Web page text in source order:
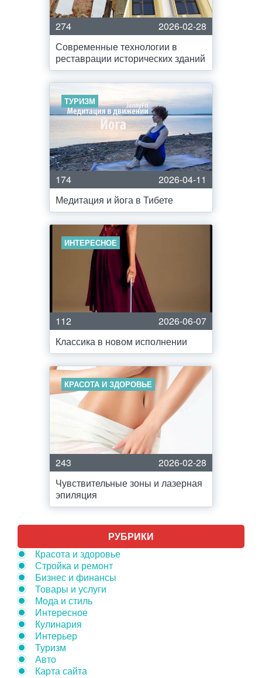
274
2026-02-28
Современные технологии в
реставрации исторических зданий
ТУРИЗМ
174
2026-04-11
Медитация и йога в Тибете
ИНТЕРЕСНОЕ
112
2026-06-07
Классика в новом исполнении
КРАСОТА И ЗДОРОВЬЕ
243
2026-02-28
Чувствительные зоны и лазерная
эпиляция
РУБРИКИ
Красота и здоровье
Стройка и ремонт
Бизнес и финансы
Товары и услуги
Мода и стиль
Интересное
Кулинария
Интерьер
Туризм
Авто
Карта сайта